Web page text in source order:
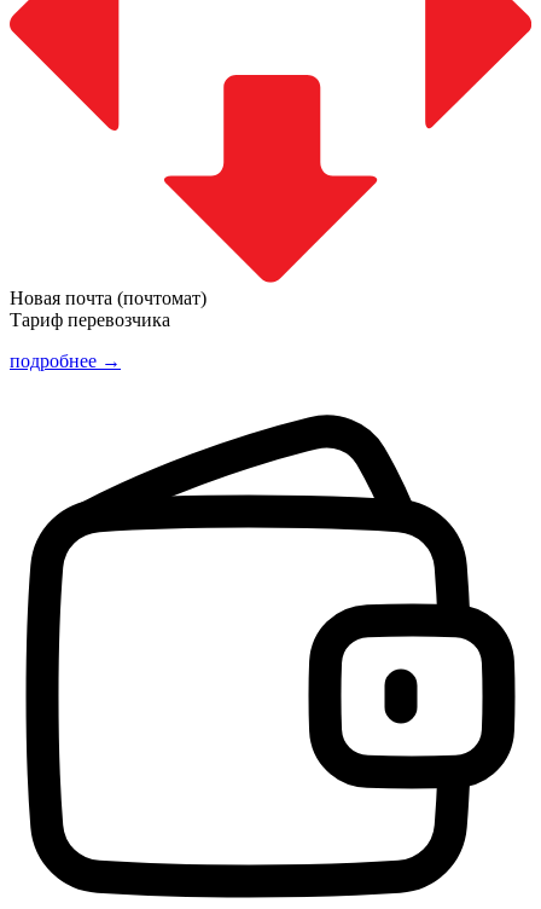
Новая почта (почтомат)
Тариф перевозчика
подробнее →